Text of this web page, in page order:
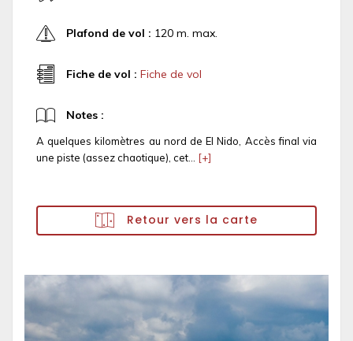
Plafond de vol : 120 m. max.
Fiche de vol : Fiche de vol
Notes :
A quelques kilomètres au nord de El Nido, Accès final via
une piste (assez chaotique), cet... [+]
Retour vers la carte